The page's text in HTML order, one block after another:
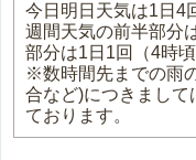
今日明日天気は1日4
週間天気の前半部分
部分は1日1回（4時
※数時間先までの雨
合など)につきまして
ております。